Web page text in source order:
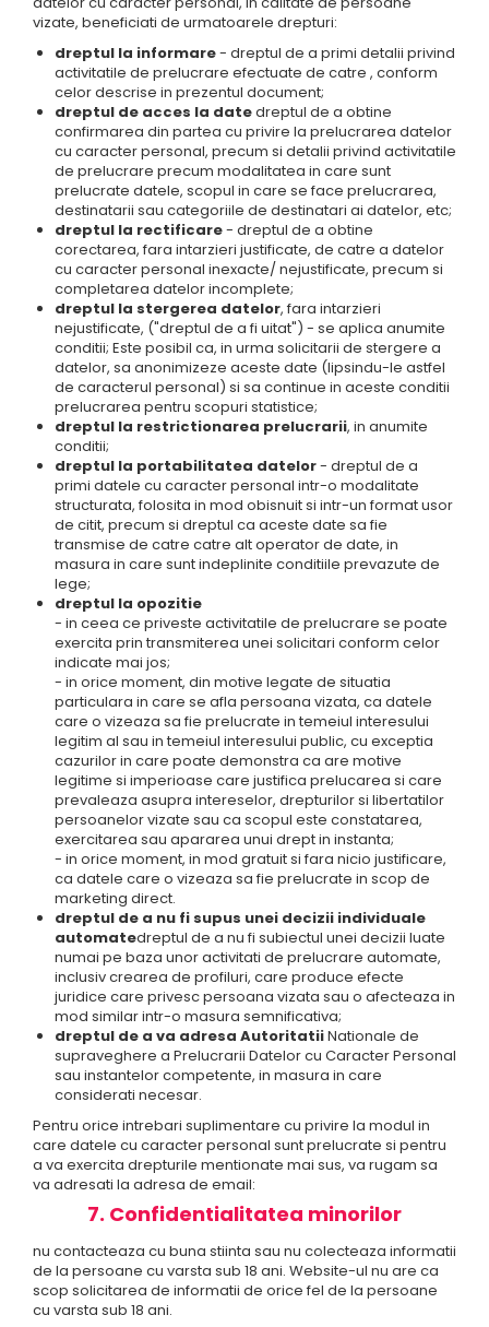
vizate, beneficiati de urmatoarele drepturi:
dreptul la informare- dreptul de a primi detalii privind
activitatile de prelucrare efectuate de catre , conform
celor descrise in prezentul document;
dreptul de acces la datedreptul de a obtine
confirmarea din partea cu privire la prelucrarea datelor
cu caracter personal, precum si detalii privind activitatile
de prelucrare precum modalitatea in care sunt
prelucrate datele, scopul in care se face prelucrarea,
destinatarii sau categoriile de destinatari ai datelor, etc;
dreptul la rectificare- dreptul de a obtine
corectarea, fara intarzieri justificate, de catre a datelor
cu caracter personal inexacte/ nejustificate, precum si
completarea datelor incomplete;
dreptul la stergerea datelor, fara intarzieri
nejustificate, ("dreptul de a fi uitat") - se aplica anumite
conditii; Este posibil ca, in urma solicitarii de stergere a
datelor, sa anonimizeze aceste date (lipsindu-le astfel
de caracterul personal) si sa continue in aceste conditii
prelucrarea pentru scopuri statistice;
dreptul la restrictionarea prelucrarii, in anumite
conditii;
dreptul la portabilitatea datelor- dreptul de a
primi datele cu caracter personal intr-o modalitate
structurata, folosita in mod obisnuit si intr-un format usor
de citit, precum si dreptul ca aceste date sa fie
transmise de catre catre alt operator de date, in
masura in care sunt indeplinite conditiile prevazute de
lege;
dreptul la opozitie
- in ceea ce priveste activitatile de prelucrare se poate
exercita prin transmiterea unei solicitari conform celor
indicate mai jos;
- in orice moment, din motive legate de situatia
particulara in care se afla persoana vizata, ca datele
care o vizeaza sa fie prelucrate in temeiul interesului
legitim al sau in temeiul interesului public, cu exceptia
cazurilor in care poate demonstra ca are motive
legitime si imperioase care justifica prelucarea si care
prevaleaza asupra intereselor, drepturilor si libertatilor
persoanelor vizate sau ca scopul este constatarea,
exercitarea sau apararea unui drept in instanta;
- in orice moment, in mod gratuit si fara nicio justificare,
ca datele care o vizeaza sa fie prelucrate in scop de
marketing direct.
dreptul de a nu fi supus unei decizii individuale
automatedreptul de a nu fi subiectul unei decizii luate
numai pe baza unor activitati de prelucrare automate,
inclusiv crearea de profiluri, care produce efecte
juridice care privesc persoana vizata sau o afecteaza in
mod similar intr-o masura semnificativa;
dreptul de a va adresa AutoritatiiNationale de
supraveghere a Prelucrarii Datelor cu Caracter Personal
sau instantelor competente, in masura in care
considerati necesar.
Pentru orice intrebari suplimentare cu privire la modul in
care datele cu caracter personal sunt prelucrate si pentru
a va exercita drepturile mentionate mai sus, va rugam sa
va adresati la adresa de email:
7. Confidentialitatea minorilor
nu contacteaza cu buna stiinta sau nu colecteaza informatii
de la persoane cu varsta sub 18 ani. Website-ul nu are ca
scop solicitarea de informatii de orice fel de la persoane
cu varsta sub 18 ani.